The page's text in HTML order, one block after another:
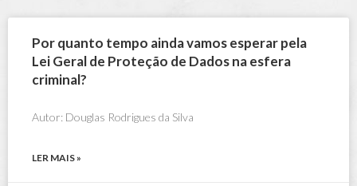
Por quanto tempo ainda vamos esperar pela
Lei Geral de Proteção de Dados na esfera
criminal?
Autor: Douglas Rodrigues da Silva
LER MAIS »